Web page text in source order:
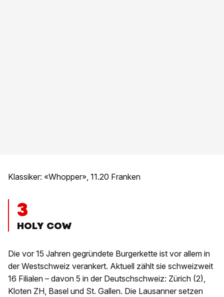
Klassiker: «Whopper», 11.20 Franken
3
HOLY COW
Die vor 15 Jahren gegründete Burgerkette ist vor allem in
der Westschweiz verankert. Aktuell zählt sie schweizweit
16 Filialen – davon 5 in der Deutschschweiz: Zürich (2),
Kloten ZH, Basel und St. Gallen. Die Lausanner setzen